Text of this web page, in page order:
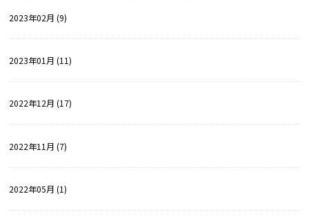
2023年02月 (9)
2023年01月 (11)
2022年12月 (17)
2022年11月 (7)
2022年05月 (1)